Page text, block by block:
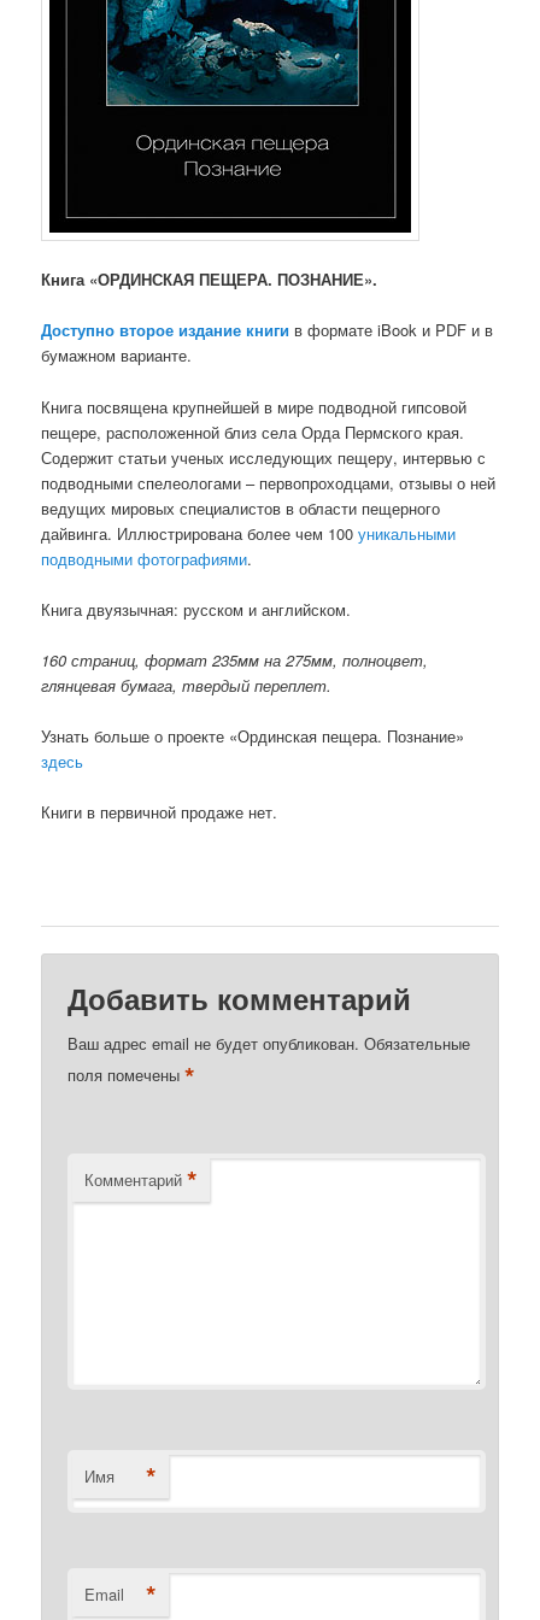
Книга «ОРДИНСКАЯ ПЕЩЕРА. ПОЗНАНИЕ».
Доступно второе издание книги в формате iBook и PDF и в
бумажном варианте.
Книга посвящена крупнейшей в мире подводной гипсовой
пещере, расположенной близ села Орда Пермского края.
Содержит статьи ученых исследующих пещеру, интервью с
подводными спелеологами – первопроходцами, отзывы о ней
ведущих мировых специалистов в области пещерного
дайвинга. Иллюстрирована более чем 100уникальными
подводными фотографиями.
Книга двуязычная: русском и английском.
160 страниц, формат 235мм на 275мм, полноцвет,
глянцевая бумага, твердый переплет.
Узнать больше о проекте «Ординская пещера. Познание»
здесь
Книги в первичной продаже нет.
Добавить комментарий
Ваш адрес email не будет опубликован. Обязательные
поля помечены*
Комментарий *
Имя *
Email *